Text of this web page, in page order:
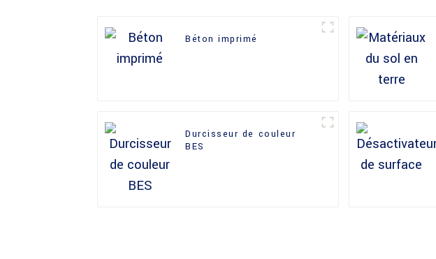
Béton imprimé
Durcisseur de couleur
BES